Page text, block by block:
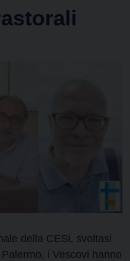
della CESi, svoltasi
i Vescovi hanno